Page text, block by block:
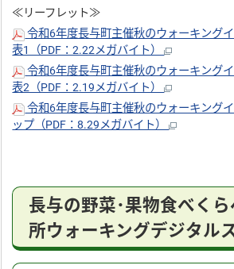
≪リーフレット≫
令和6年度長与町主催秋のウォーキング
表1（PDF：2.22メガバイト）
令和6年度長与町主催秋のウォーキング
表2（PDF：2.19メガバイト）
令和6年度長与町主催秋のウォーキング
ップ（PDF：8.29メガバイト）
長与の野菜･果物食べく
所ウォーキングデジタル